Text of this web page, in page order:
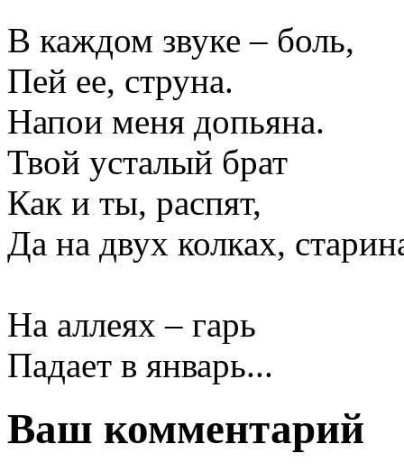
В каждом звуке – боль,
Пей ее, струна.
Напои меня допьяна.
Твой усталый брат
Как и ты, распят,
Да на двух колках,
На аллеях – гарь
Падает в январь...
Ваш комментарий